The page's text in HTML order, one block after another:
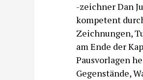
-zeichner Dan
kompetent
Zeichnungen,
am Ende der
Pausvorlagen
Gegenstände,